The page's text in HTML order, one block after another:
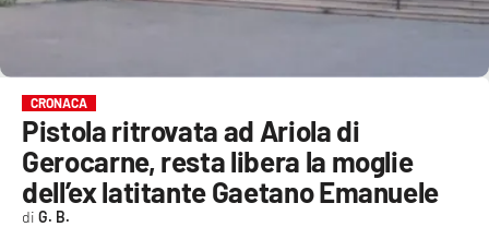
LAC TV
LAC NETWORK
LAC ONAIR
CRONACA
Pistola ritrovata ad Ariola di
Gerocarne, resta libera la moglie
dell’ex latitante Gaetano Emanuele
G. B.